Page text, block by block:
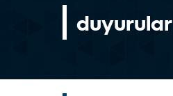
duyurular